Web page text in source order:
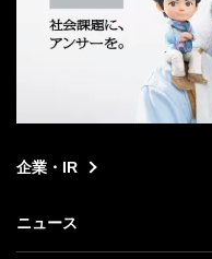
企業・IR
ニュース